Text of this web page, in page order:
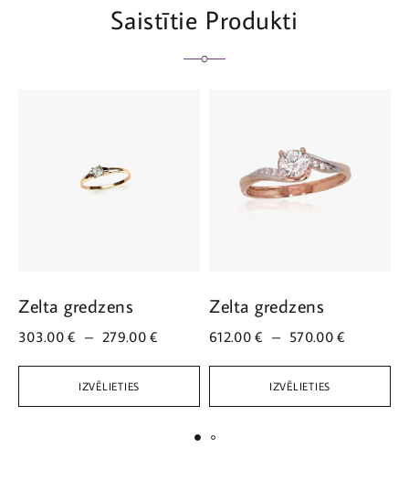
Saistītie Produkti
IZVĒLIETIES
Zelta gredzens
279.00€
–
303.00€
IZVĒLIETIES
Zelta gredzens
570.00€
–
612.00€